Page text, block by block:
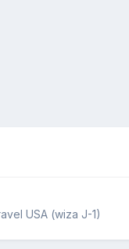
USA (wiza J-1)